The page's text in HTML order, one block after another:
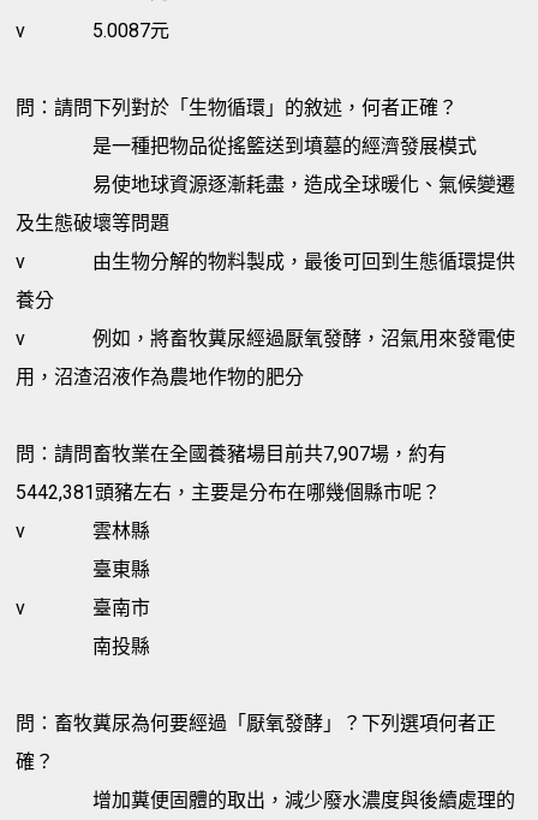
v
5.0087元
問：請問下列對於「生物循環」的敘述，何者正確？
是一種把物品從搖籃送到墳墓的經濟發展模式
易使地球資源逐漸耗盡，造成全球暖化、氣候變遷
及生態破壞等問題
v
由生物分解的物料製成，最後可回到生態循環提供
養分
v
例如，將畜牧糞尿經過厭氧發酵，沼氣用來發電使
用，沼渣沼液作為農地作物的肥分
問：請問畜牧業在全國養豬場目前共7,907場，約有
5442,381頭豬左右，主要是分布在哪幾個縣市呢？
v
雲林縣
臺東縣
v
臺南市
南投縣
問：畜牧糞尿為何要經過「厭氧發酵」？下列選項何者正
確？
增加糞便固體的取出，減少廢水濃度與後續處理的